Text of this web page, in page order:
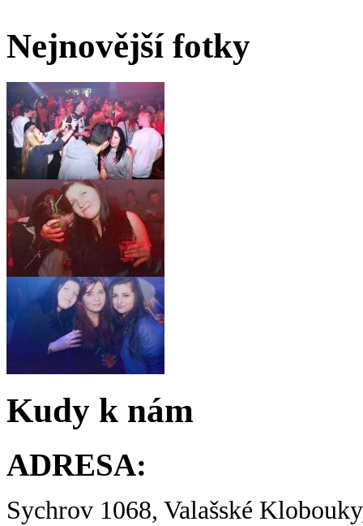
Nejnovější fotky
Kudy k nám
ADRESA:
Sychrov 1068, Valašské